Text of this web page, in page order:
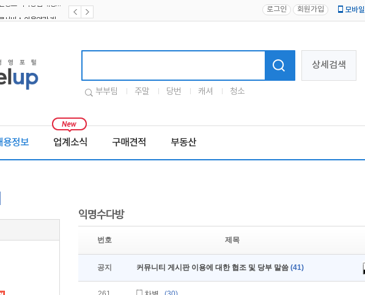
로그인 회원가입 모바일
상세검색
부부팀 주말 당번 캐셔 청소
용정보 업계소식 구매견적 부동산
익명수다방
번호 제목
공지 커뮤니티 게시판 이용에 대한 협조 및 당부 말씀 (41)